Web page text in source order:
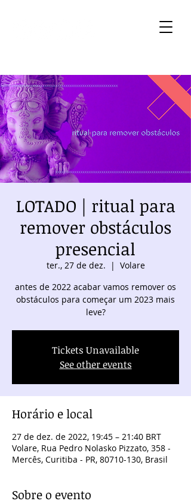
LOTADO | ritual para
remover obstáculos
presencial
ter., 27 de dez.
  |
Volare
antes de 2022 acabar vamos remover os
obstáculos para começar um 2023 mais
leve?
Tickets Unavailable
See other events
Horário e local
27 de dez. de 2022, 19:45 – 21:40 BRT
Volare, Rua Pedro Nolasko Pizzato, 358 -
Mercês, Curitiba - PR, 80710-130, Brasil
Sobre o evento